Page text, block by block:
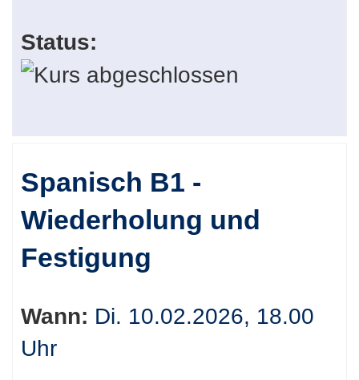
Status:
Spanisch B1 -
Wiederholung und
Festigung
Wann: Di. 10.02.2026, 18.00
Uhr